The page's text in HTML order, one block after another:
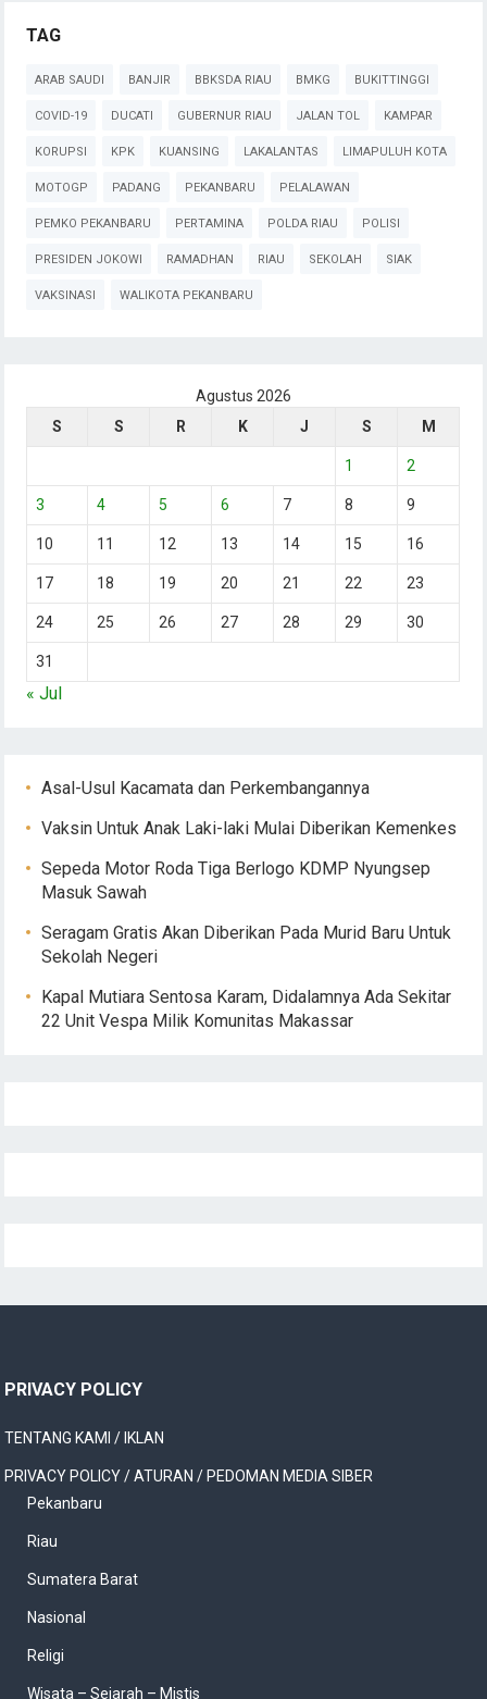
TAG
ARAB SAUDI BANJIR BBKSDA RIAU BMKG BUKITTINGGI
COVID-19 DUCATI GUBERNUR RIAU JALAN TOL KAMPAR
KORUPSI KPK KUANSING LAKALANTAS LIMAPULUH KOTA
MOTOGP PADANG PEKANBARU PELALAWAN
PEMKO PEKANBARU PERTAMINA POLDA RIAU POLISI
PRESIDEN JOKOWI RAMADHAN RIAU SEKOLAH SIAK
VAKSINASI WALIKOTA PEKANBARU
Agustus 2026
S
S R K J S M
1 2
3 4 5 6 7 8 9
10 11 12 13 14 15 16
17 18 19 20 21 22 23
24 25 26 27 28 29 30
31
« Jul
Asal-Usul Kacamata dan Perkembangannya
Vaksin Untuk Anak Laki-laki Mulai Diberikan Kemenkes
Sepeda Motor Roda Tiga Berlogo KDMP Nyungsep
Masuk Sawah
Seragam Gratis Akan Diberikan Pada Murid Baru Untuk
Sekolah Negeri
Kapal Mutiara Sentosa Karam, Didalamnya Ada Sekitar
22 Unit Vespa Milik Komunitas Makassar
PRIVACY POLICY
TENTANG KAMI / IKLAN
PRIVACY POLICY / ATURAN / PEDOMAN MEDIA SIBER
Pekanbaru
Riau
Sumatera Barat
Nasional
Religi
Wisata – Sejarah – Mistis